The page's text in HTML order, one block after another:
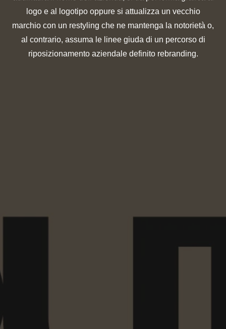
logo e al logotipo oppure si attualizza un vecchio
marchio con un restyling che ne mantenga la notorietà o,
al contrario, assuma le linee giuda di un percorso di
riposizionamento aziendale definito rebranding.